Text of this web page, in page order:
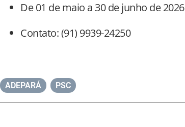
De 01 de maio a 30 de junho de 2026
Contato: (91) 9939-24250
ADEPARÁ PSC